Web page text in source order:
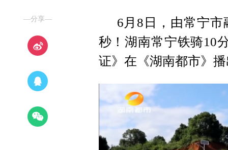
—分享—
6月8日，由常宁
秒！湖南常宁铁骑10
证》在《湖南都市》